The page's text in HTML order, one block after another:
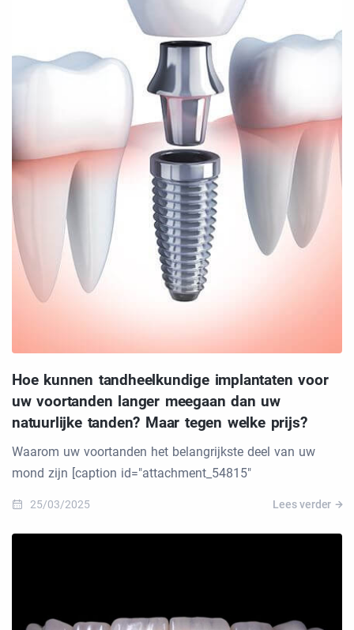
Hoe kunnen tandheelkundige implantaten voor
uw voortanden langer meegaan dan uw
natuurlijke tanden? Maar tegen welke prijs?
Waarom uw voortanden het belangrijkste deel van uw
mond zijn [caption id="attachment_54815"
25/03/2025 Lees verder